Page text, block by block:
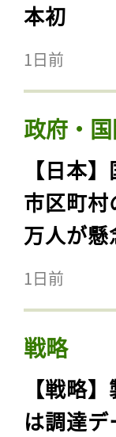
本初
1日前
政府・
【日本
市区町
万人が懸
1日前
戦略
【戦略
は調達